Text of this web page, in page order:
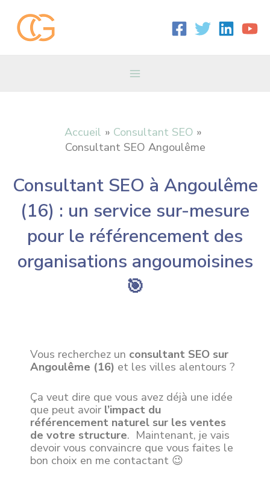
contenu
Accueil
Consultant SEO
Consultant SEO Angoulême
Consultant SEO à Angoulême
(16) : un service sur-mesure
pour le référencement des
organisations angoumoisines
🎯
Vous recherchez un consultant SEO sur
Angoulême (16) et les villes alentours ?
Ça veut dire que vous avez déjà une idée
que peut avoir l’impact du
référencement naturel sur les ventes
de votre structure. Maintenant, je vais
devoir vous convaincre que vous faites le
bon choix en me contactant 😉